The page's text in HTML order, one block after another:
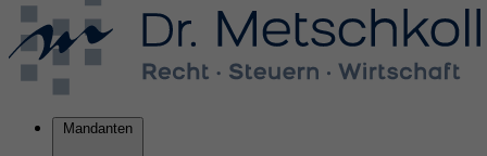
Mandanten